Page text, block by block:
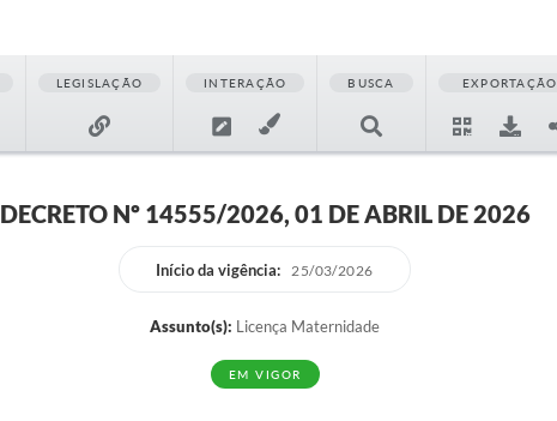
LEGISLAÇÃO INTERAÇÃO BUSCA EXPORTAÇÃO
DECRETO Nº 14555/2026, 01 DE ABRIL DE 2026
Início da vigência: 25/03/2026
Assunto(s): Licença Maternidade
EM VIGOR